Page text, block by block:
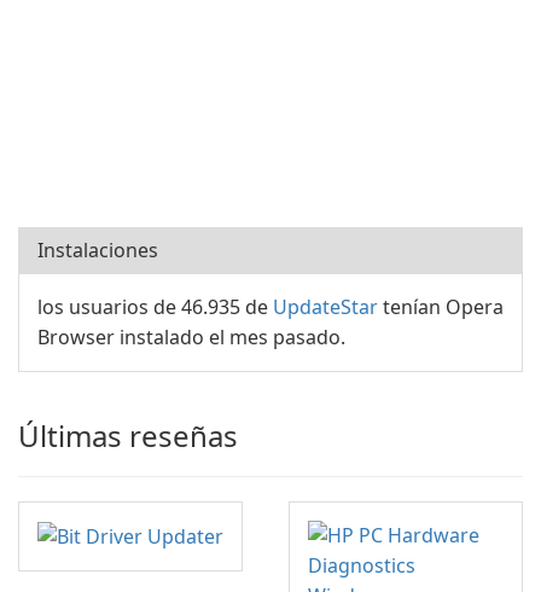
Instalaciones
los usuarios de 46.935 de UpdateStartenían Opera
Browser instalado el mes pasado.
Últimas reseñas